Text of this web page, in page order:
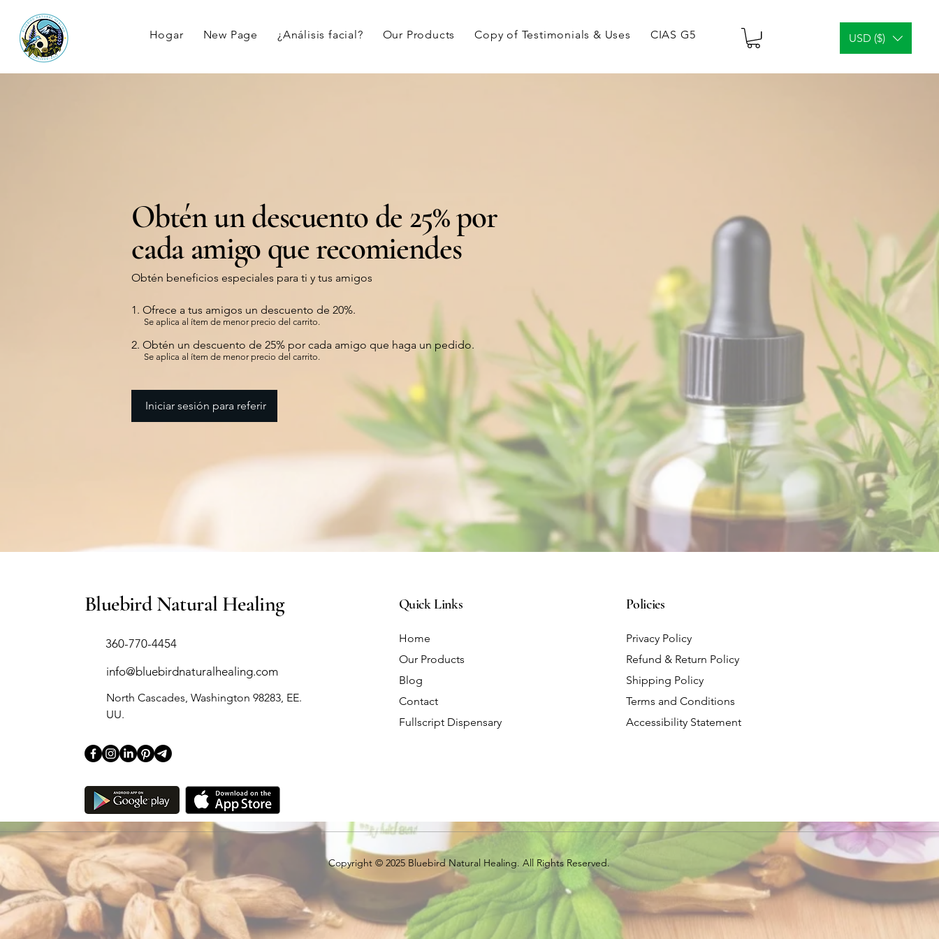
Hogar New Page ¿Análisis facial? Our Products Copy of Testimonials & Uses CIAS G5 Tablets & Vials ¿Análisis facial?
USD ($)
Obtén un descuento de 25% por
cada amigo que recomiendes
Obtén beneficios especiales para ti y tus amigos
Ofrece a tus amigos un descuento de 20%.
Se aplica al ítem de menor precio del carrito.
Obtén un descuento de 25% por cada amigo que haga un pedido.
Se aplica al ítem de menor precio del carrito.
Iniciar sesión para referir
Bluebird Natural Healing
360-770-4454
info@bluebirdnaturalhealing.com
North Cascades, Washington 98283, EE.
UU.
Quick Links
Home
Our Products
Blog
Contact
Fullscript Dispensary
Policies
Privacy Policy
Refund & Return Policy
Shipping Policy
Terms and Conditions
Accessibility Statement
Copyright © 2025 Bluebird Natural Healing. All Rights Reserved.